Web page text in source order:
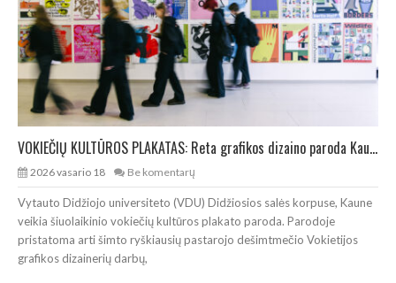
VOKIEČIŲ KULTŪROS PLAKATAS: Reta grafikos dizaino paroda Kaune
2026 vasario 18 Be komentarų
Vytauto Didžiojo universiteto (VDU) Didžiosios salės korpuse, Kaune
veikia šiuolaikinio vokiečių kultūros plakato paroda. Parodoje
pristatoma arti šimto ryškiausių pastarojo dešimtmečio Vokietijos
grafikos dizainerių darbų,